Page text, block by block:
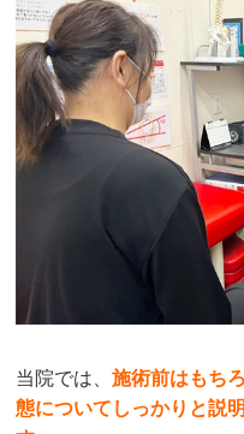
当院では、施術前はもち
態についてしっかりと説